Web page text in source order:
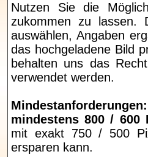
Nutzen Sie die
zukommen zu lassen.
auswählen, Angaben
das hochgeladene Bild
behalten uns das
verwendet werden.
Mindestanforderungen:
mindestens 800 / 600
mit exakt 750 / 500
ersparen kann.